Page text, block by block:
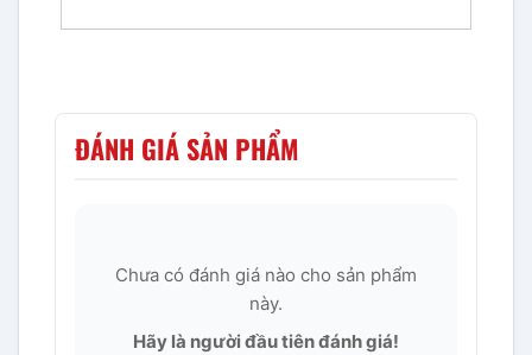
ĐÁNH GIÁ SẢN PHẨM
Chưa có đánh giá nào cho sản phẩm
này.
Hãy là người đầu tiên đánh giá!